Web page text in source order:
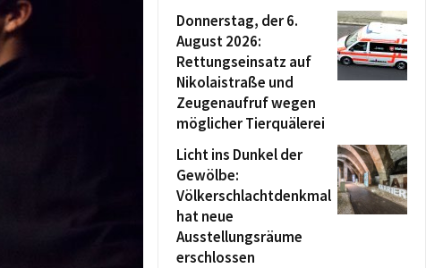
Donnerstag, der 6.
August 2026:
Rettungseinsatz auf
Nikolaistraße und
Zeugenaufruf wegen
möglicher Tierquälerei
Licht ins Dunkel der
Gewölbe:
Völkerschlachtdenkmal
hat neue
Ausstellungsräume
erschlossen